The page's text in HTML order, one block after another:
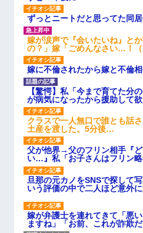
ずっとニートだと思ってた同
嫁が涙声で『会いたいね』と
の？」嫁「ごめんなさい…！
嫁に不倫されたから嫁と不倫
【驚愕】私「今まで育てた分
が病気になったから援助して
クラスで一人無口で誰とも話
土産を渡した。5分後…
父が他界→父のフリン相手『
い…』私「お子さんはフリン
旦那の元カノをSNSで探して
いう評価の中で二人ほど意外
嫁が弁護士を連れてきて「悪
ますね」「お前、これが詐欺